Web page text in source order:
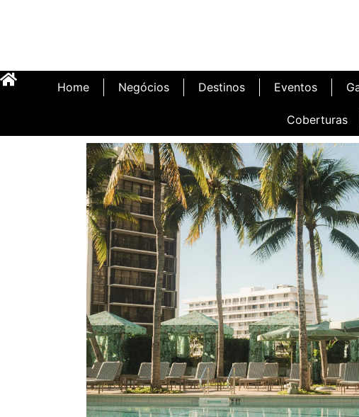
Home Negócios Destinos Eventos
Coberturas
Inauguração Illa Café